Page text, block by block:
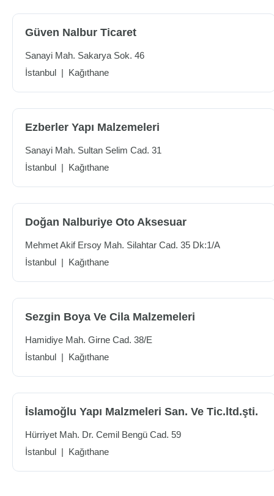
Güven Nalbur Ticaret
Sanayi Mah. Sakarya Sok. 46
İstanbul | Kağıthane
Ezberler Yapı Malzemeleri
Sanayi Mah. Sultan Selim Cad. 31
İstanbul | Kağıthane
Doğan Nalburiye Oto Aksesuar
Mehmet Akif Ersoy Mah. Silahtar Cad. 35 Dk:1/A
İstanbul | Kağıthane
Sezgin Boya Ve Cila Malzemeleri
Hamidiye Mah. Girne Cad. 38/E
İstanbul | Kağıthane
İslamoğlu Yapı Malzmeleri San. Ve Tic.ltd.şti.
Hürriyet Mah. Dr. Cemil Bengü Cad. 59
İstanbul | Kağıthane